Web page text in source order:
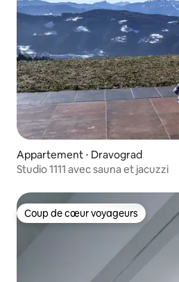
Appartement ⋅ Dravograd
Studio 1111 avec sauna et jacuzzi
Coup de cœur voyageurs
Coup de cœur voyageurs